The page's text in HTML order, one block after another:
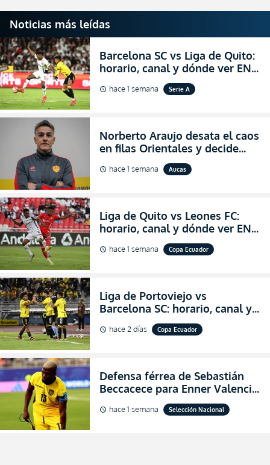
Noticias más leídas
Barcelona SC vs Liga de Quito:
horario, canal y dónde ver EN
VIVO la Fecha 22 de la LigaPro
2026
schedule hace 1 semana Serie A
Norberto Araujo desata el caos
en filas Orientales y decide
abandonar la dirección técnica
de Aucas
schedule hace 1 semana Aucas
Liga de Quito vs Leones FC:
horario, canal y dónde ver EN
VIVO los octavos de final de la
Copa Ecuador 2026
schedule hace 1 semana Copa Ecuador
Liga de Portoviejo vs
Barcelona SC: horario, canal y
dónde ver EN VIVO los octavos
de final de la Copa Ecuador
schedule hace 2 días Copa Ecuador
Defensa férrea de Sebastián
Beccacece para Enner Valencia
al indicar que era el hombre
indicado para Ecuador
schedule hace 1 semana Selección Nacional